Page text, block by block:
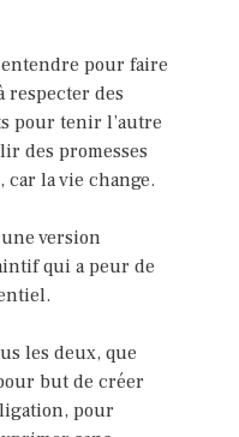
pour faire
respecter des
pour tenir l’autre
des promesses
la vie change.
une version
qui a peur de
les deux, que
but de créer
pour